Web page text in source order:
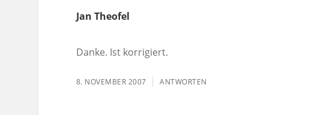
Jan Theofel
Danke. Ist korrigiert.
8. NOVEMBER 2007 ANTWORTEN